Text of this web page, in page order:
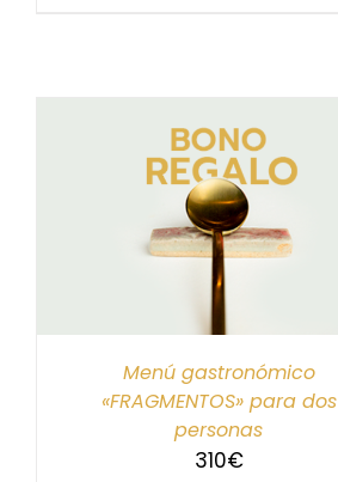
Menú gastronómico
«FRAGMENTOS» para dos
personas
310€